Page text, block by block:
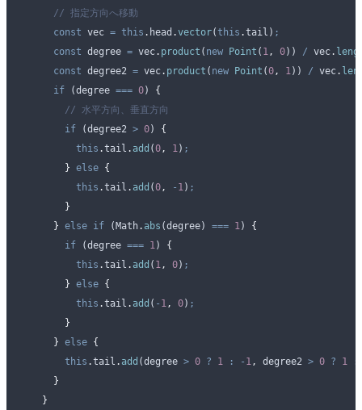
      // 指定方向へ移動
      const
vec = this . head .vector(this .tail ) ;
      const
degree = vec. product ( new Point ( 1 , 0)) / vec.
      const
degree2 = vec. product ( new Point (0 , 1 )) / vec.
      if
(degree === 0) {
        // 水平方向、垂直方向
        if
(degree2 > 0) {
          this
.tail . add (0 , 1 ) ;
        }
else {
          this
.tail . add (0 , - 1 ) ;
        }
      }
else if (Math. abs (degree) === 1 ) {
        if
(degree === 1 ) {
          this
.tail . add ( 1 , 0) ;
        }
else {
          this
.tail . add ( - 1 , 0) ;
        }
      }
else {
        this
.tail . add (degree > 0 ? 1 : - 1 , degree2 > 0 ? 1
      }
    }